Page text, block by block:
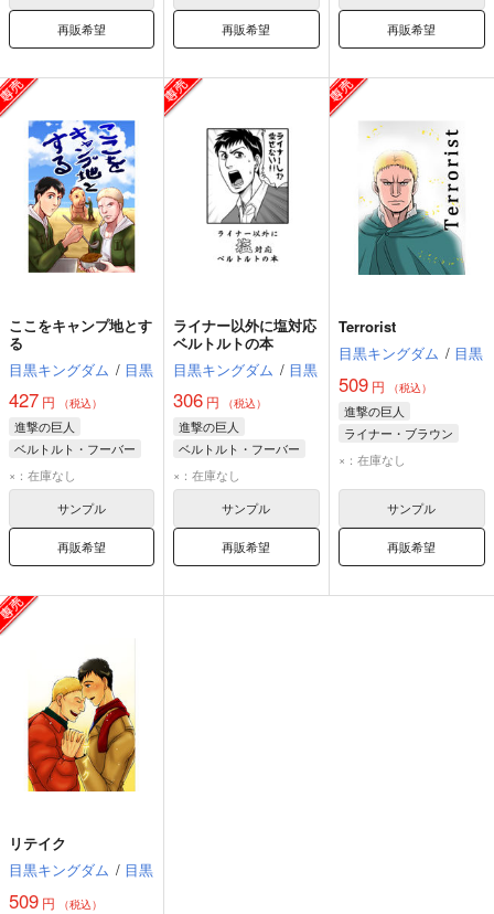
再販希望 再販希望 再販希望
ここをキャンプ地とす
る
目黒キングダム / 目黒
427 円 （税込）
進撃の巨人
ベルトルト・フーバー
ライナー・ブラウン
ジーク
×：在庫なし
サンプル
再販希望
ライナー以外に塩対応
ベルトルトの本
目黒キングダム / 目黒
306 円 （税込）
進撃の巨人
ベルトルト・フーバー
ライナー・ブラウン
×：在庫なし
サンプル
再販希望
Terrorist
目黒キングダム / 目黒
509円 （税込）
進撃の巨人
ライナー・ブラウン
ベルトルト・フーバー
×：在庫なし
サンプル
再販希望
リテイク
目黒キングダム / 目黒
509 円 （税込）